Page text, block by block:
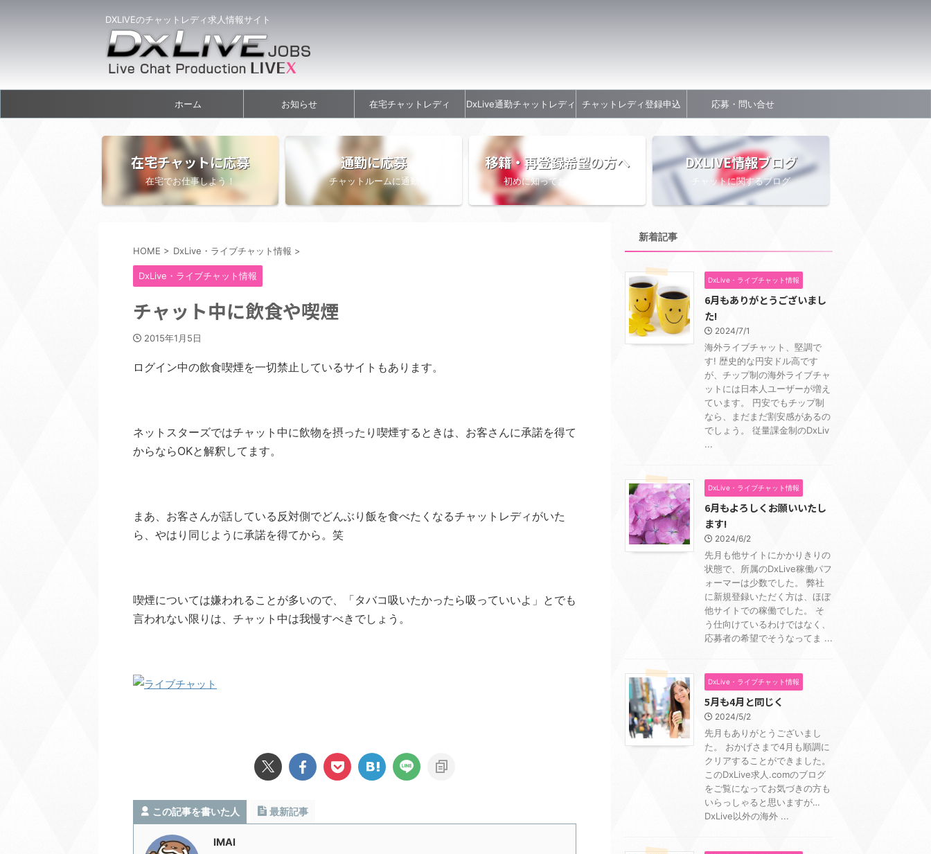
DXLIVEのチャットレディ求人情報サイト
ホーム お知らせ 在宅チャットレディ DxLive通勤チャットレディ チャットレディ登録申込 応募・問い合せ
在宅チャットに応募
在宅でお仕事しよう！
通勤に応募
チャットルームに通勤
移籍・再登録希望の方へ
初めに知っておきたい情報
DXLIVE情報ブログ
チャットに関するブログ
HOME > DxLive・ライブチャット情報 >
DxLive・ライブチャット情報
チャット中に飲食や喫煙
2015年1月5日
ログイン中の飲食喫煙を一切禁止しているサイトもあります。
ネットスターズではチャット中に飲物を摂ったり喫煙するときは、お客さんに承諾を得て
からならOKと解釈してます。
まあ、お客さんが話している反対側でどんぶり飯を食べたくなるチャットレディがいた
ら、やはり同じように承諾を得てから。笑
喫煙については嫌われることが多いので、「タバコ吸いたかったら吸っていいよ」とでも
言われない限りは、チャット中は我慢すべきでしょう。
この記事を書いた人 最新記事
IMAI
新着記事
DxLive・ライブチャット情報
6月もありがとうございまし
た!
2024/7/1
海外ライブチャット、堅調で
す! 歴史的な円安ドル高です
が、チップ制の海外ライブチャ
ットには日本人ユーザーが増え
ています。 円安でもチップ制
なら、まだまだ割安感があるの
でしょう。 従量課金制のDxLiv
...
DxLive・ライブチャット情報
6月もよろしくお願いいたし
ます!
2024/6/2
先月も他サイトにかかりきりの
状態で、所属のDxLive稼働パフ
ォーマーは少数でした。 弊社
に新規登録いただく方は、ほぼ
他サイトでの稼働でした。 そ
う仕向けているわけではなく、
応募者の希望でそうなってま ...
DxLive・ライブチャット情報
5月も4月と同じく
2024/5/2
先月もありがとうございまし
た。 おかげさまで4月も順調に
クリアすることができました。
このDxLive求人.comのブログ
をご覧になってお気づきの方も
いらっしゃると思いますが…
DxLive以外の海外 ...